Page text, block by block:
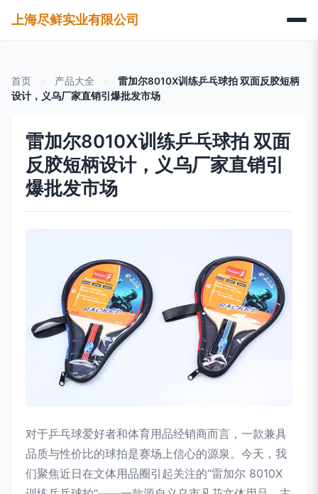
上海尽鲜实业有限公司
首页 产品大全
雷加尔8010X训练乒乓球拍 双面反胶短柄
设计，义乌厂家直销引爆批发市场
雷加尔8010X训练乒乓球拍 双面
反胶短柄设计，义乌厂家直销引
爆批发市场
对于乒乓球爱好者和体育用品经销商而言，一款兼具
品质与性价比的球拍是赛场上信心的源泉。今天，我
们聚焦近日在文体用品圈引起关注的“雷加尔 8010X